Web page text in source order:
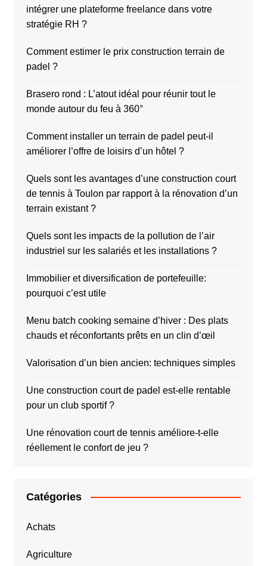
intégrer une plateforme freelance dans votre
stratégie RH ?
Comment estimer le prix construction terrain de
padel ?
Brasero rond : L’atout idéal pour réunir tout le
monde autour du feu à 360°
Comment installer un terrain de padel peut-il
améliorer l’offre de loisirs d’un hôtel ?
Quels sont les avantages d’une construction court
de tennis à Toulon par rapport à la rénovation d’un
terrain existant ?
Quels sont les impacts de la pollution de l’air
industriel sur les salariés et les installations ?
Immobilier et diversification de portefeuille:
pourquoi c’est utile
Menu batch cooking semaine d’hiver : Des plats
chauds et réconfortants prêts en un clin d’œil
Valorisation d’un bien ancien: techniques simples
Une construction court de padel est-elle rentable
pour un club sportif ?
Une rénovation court de tennis améliore-t-elle
réellement le confort de jeu ?
Catégories
Achats
Agriculture